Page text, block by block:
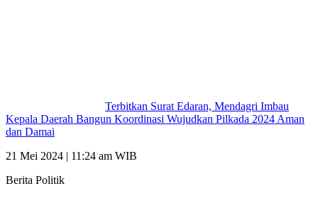
Terbitkan Surat Edaran, Mendagri Imbau
Kepala Daerah Bangun Koordinasi Wujudkan Pilkada 2024 Aman
dan Damai
21 Mei 2024 | 11:24 am WIB
Berita Politik